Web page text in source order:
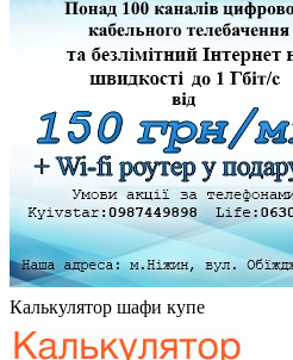
Калькулятор шафи купе